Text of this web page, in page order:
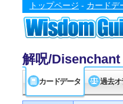
トップページ - カードデ
解呪/Disenchant
カードデータ 過去オ